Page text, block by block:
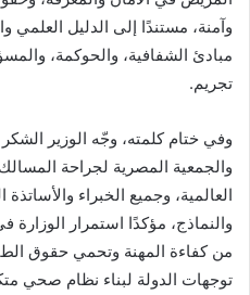
وآمنة، مستندًا إلى الدليل العلمي
مبادئ الشفافية، والحوكمة،
تجريم.
وفي ختام كلمته، وجّه الوزير
والجمعية المصرية لجراحة
العالمية، وجميع الخبراء
والنماذج، مؤكدًا استمرار
من كفاءة المهنة وتحمي حقوق
توجهات الدولة لبناء نظام صحي